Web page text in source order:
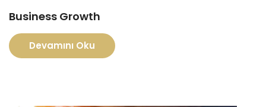
Business Growth
Devamını Oku